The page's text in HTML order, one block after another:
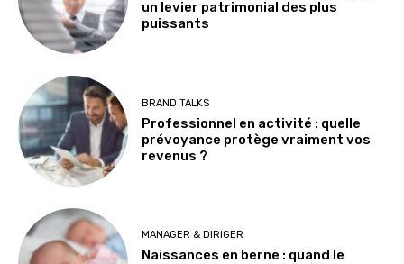
un levier patrimonial des plus
puissants
BRAND TALKS
Professionnel en activité : quelle
prévoyance protège vraiment vos
revenus ?
MANAGER & DIRIGER
Naissances en berne : quand le